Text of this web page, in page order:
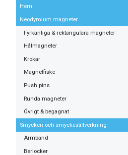
Hem
Neodymium magneter
Fyrkantiga & rektangulära magneter
Hålmagneter
Krokar
Magnetfiske
Push pins
Runda magneter
Övrigt & begagnat
Smycken och smyckestillverkning
Armband
Berlocker